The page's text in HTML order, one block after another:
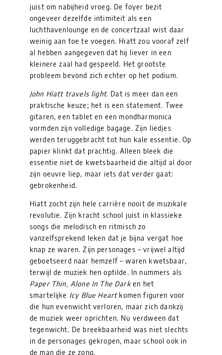
juist om nabijheid vroeg. De foyer bezit
ongeveer dezelfde intimiteit als een
luchthavenlounge en de concertzaal wist daar
weinig aan toe te voegen. Hiatt zou vooraf zelf
al hebben aangegeven dat hij liever in een
kleinere zaal had gespeeld. Het grootste
probleem bevond zich echter op het podium.
John Hiatt travels light. Dat is meer dan een
praktische keuze; het is een statement. Twee
gitaren, een tablet en een mondharmonica
vormden zijn volledige bagage. Zijn liedjes
werden teruggebracht tot hun kale essentie. Op
papier klinkt dat prachtig. Alleen bleek die
essentie niet de kwetsbaarheid die altijd al door
zijn oeuvre liep, maar iets dat verder gaat:
gebrokenheid.
Hiatt zocht zijn hele carrière nooit de muzikale
revolutie. Zijn kracht school juist in klassieke
songs die melodisch en ritmisch zo
vanzelfsprekend leken dat je bijna vergat hoe
knap ze waren. Zijn personages – vrijwel altijd
geboetseerd naar hemzelf – waren kwetsbaar,
terwijl de muziek hen optilde. In nummers als
Paper Thin, Alone In The Darken het
smartelijke Icy Blue Heartkomen figuren voor
die hun evenwicht verloren, maar zich dankzij
de muziek weer oprichten. Nu verdween dat
tegenwicht. De breekbaarheid was niet slechts
in de personages gekropen, maar school ook in
de man die ze zong.